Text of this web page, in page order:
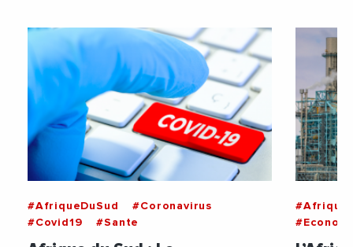
#AfriqueDuSud
#Coronavirus
#Covid19
#Sante